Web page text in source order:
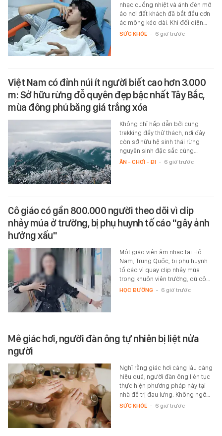
nhạc cuồng nhiệt và ánh đèn mờ
ảo nơi đất khách đã bắt đầu cơn
ác mộng kéo dài. Khi đối diện…
SỨC KHỎE - 6 giờ trước
Việt Nam có đỉnh núi ít người biết cao hơn 3.000
m: Sở hữu rừng đỗ quyên đẹp bậc nhất Tây Bắc,
mùa đông phủ băng giá trắng xóa
Không chỉ hấp dẫn bởi cung
trekking đầy thử thách, nơi đây
còn sở hữu hệ sinh thái rừng
nguyên sinh đặc sắc cùng…
ĂN - CHƠI - ĐI - 6 giờ trước
Cô giáo có gần 800.000 người theo dõi vì clip
nhảy múa ở trường, bị phụ huynh tố cáo "gây ảnh
hưởng xấu"
Một giáo viên âm nhạc tại Hồ
Nam, Trung Quốc, bị phụ huynh
tố cáo vì quay clip nhảy múa
trong khuôn viên trường, dù cô…
HỌC ĐƯỜNG - 6 giờ trước
Mê giác hơi, người đàn ông tự nhiên bị liệt nửa
người
Nghĩ rằng giác hơi càng lâu càng
hiệu quả, người đàn ông liên tục
thực hiện phương pháp này tại
nhà để trị đau lưng. Không ngờ…
SỨC KHỎE - 6 giờ trước